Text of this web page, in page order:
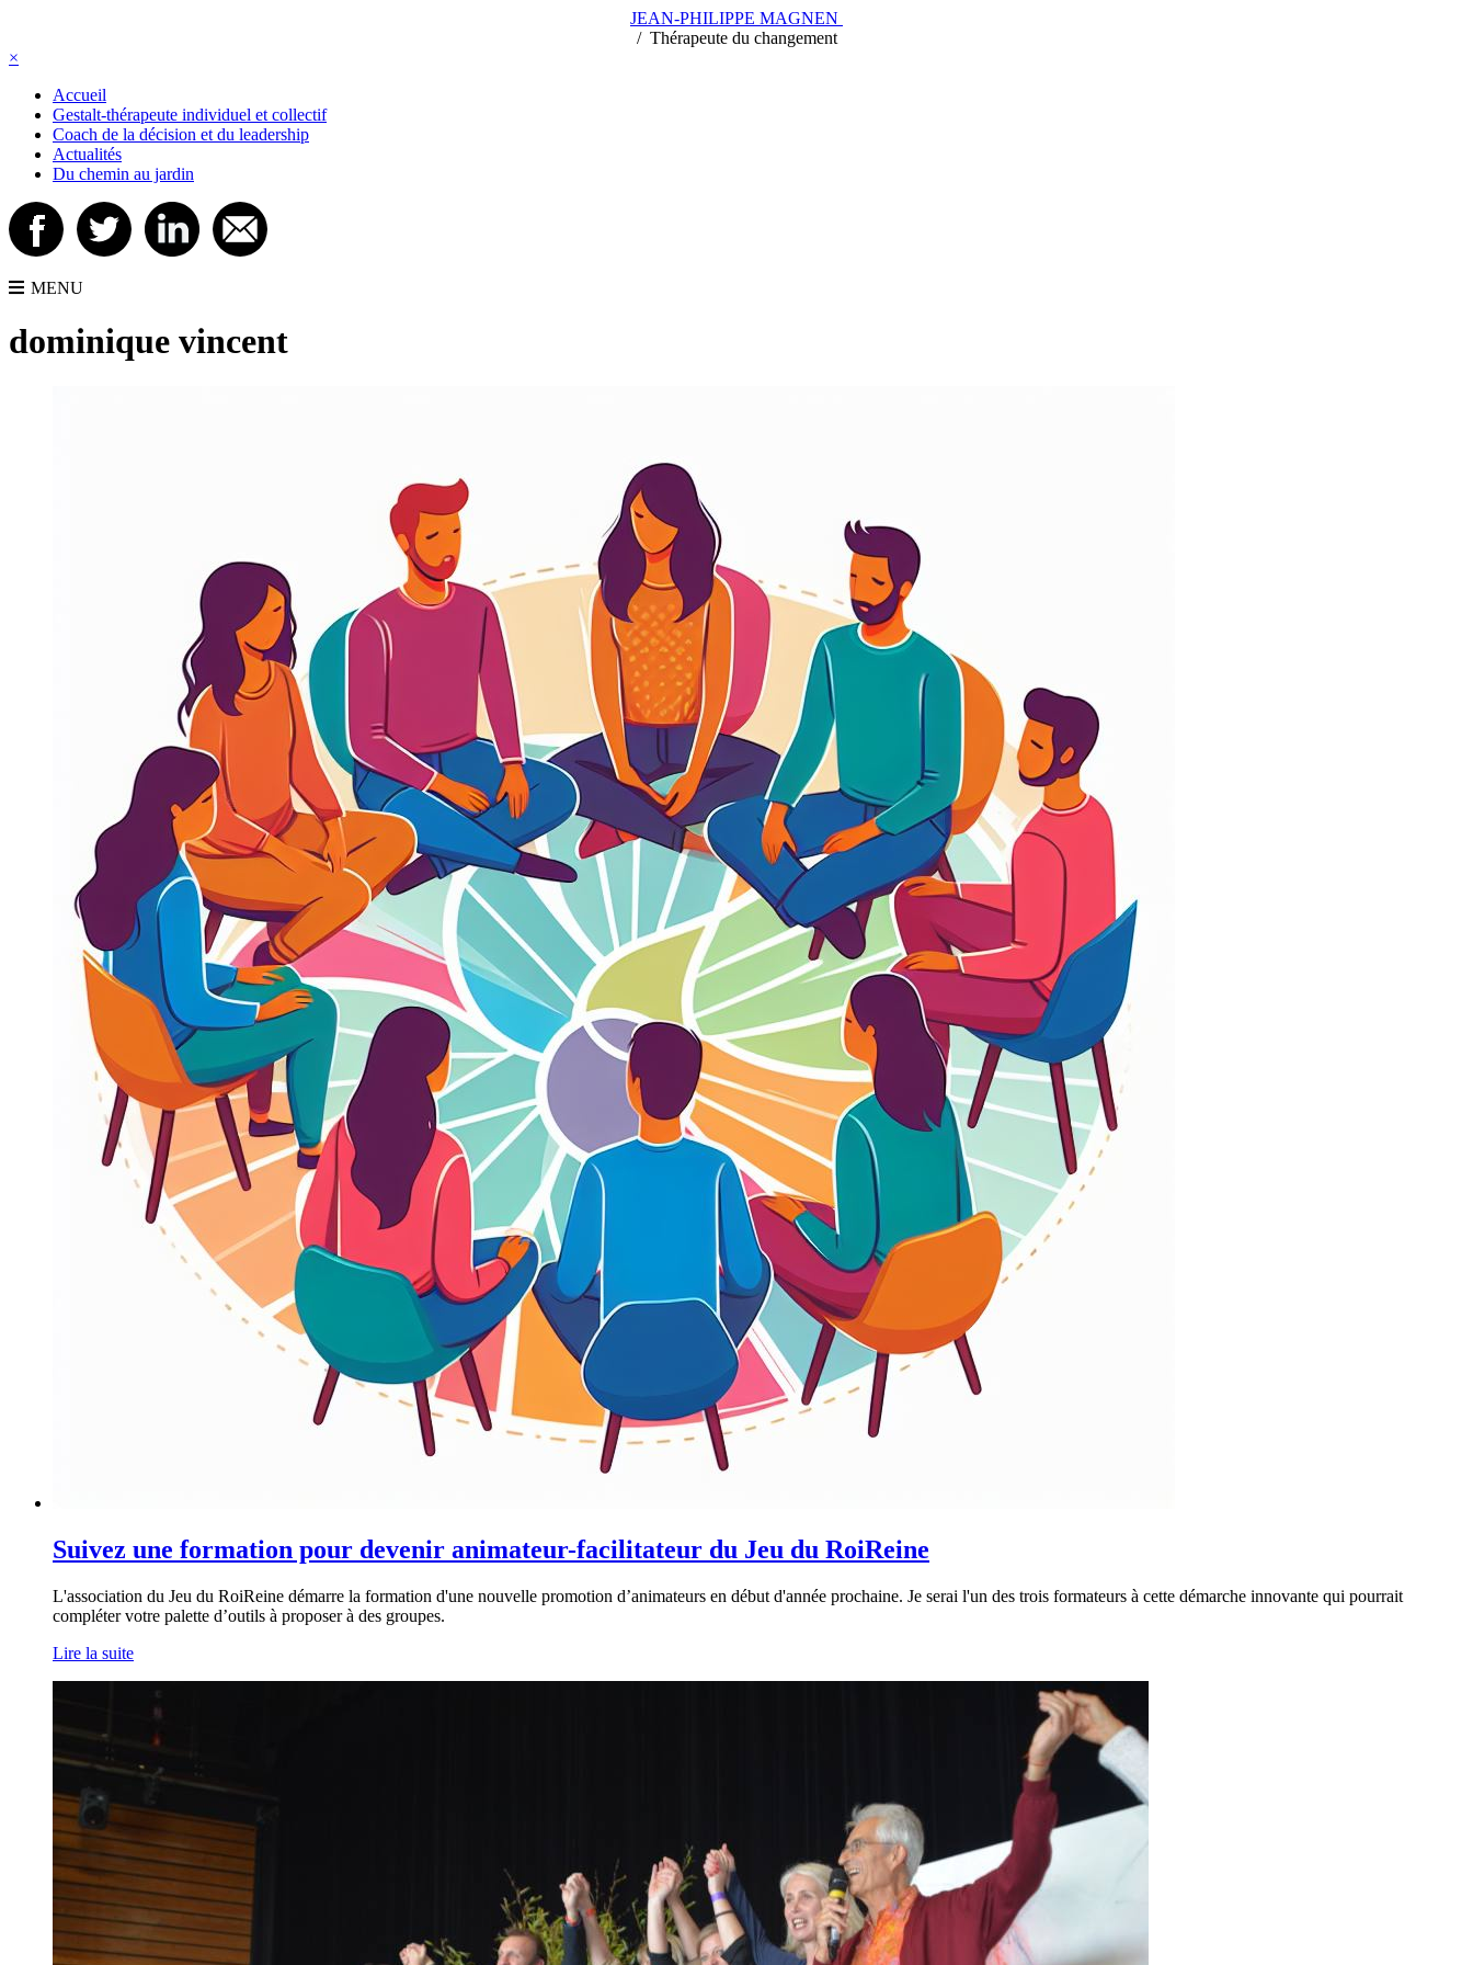
JEAN-PHILIPPE MAGNEN
// Thérapeute du changement
×
Accueil
Gestalt-thérapeute individuel et collectif
Coach de la décision et du leadership
Actualités
Du chemin au jardin
MENU
dominique vincent
Suivez une formation pour devenir animateur-facilitateur du Jeu du RoiReine
L'association du Jeu du RoiReine démarre la formation d'une nouvelle promotion d’animateurs en début d'année prochaine. Je serai l'un des trois formateurs à cette démarche innovante qui pourrait
compléter votre palette d’outils à proposer à des groupes.
Lire la suite